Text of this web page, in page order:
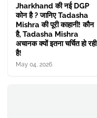
Jharkhand की नई DGP
कोन है ? जानिए Tadasha
Mishra की पूरी काहानी! कौन
है, Tadasha Mishra
अचानक क्यों इतना चर्चित हो रही
है!
May 04, 2026